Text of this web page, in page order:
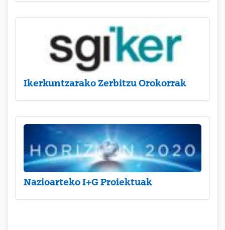
Ikerkuntzarako Zerbitzu Orokorrak
Nazioarteko I+G Proiektuak